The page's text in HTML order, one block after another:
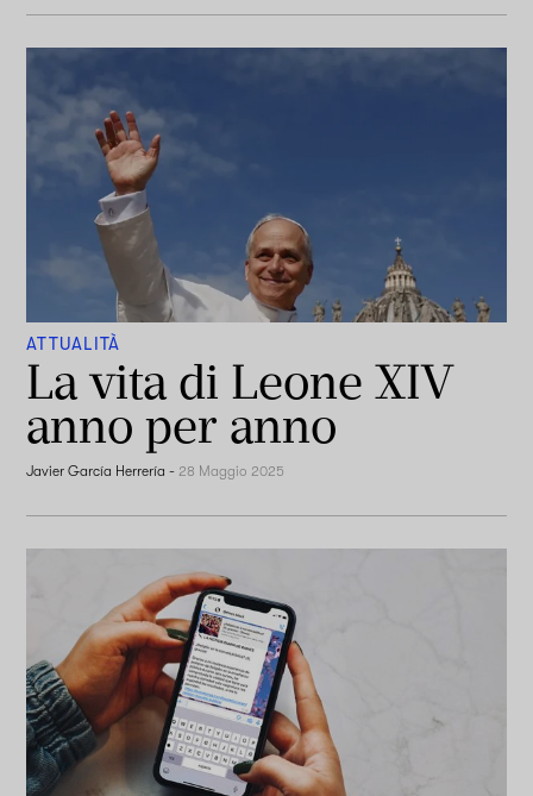
ATTUALITÀ
La vita di Leone XIV
anno per anno
Javier García Herrería -28 Maggio 2025